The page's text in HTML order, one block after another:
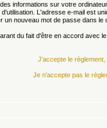
informations sur votre
L'adresse e-mail est
nouveau mot de passe dans le
du fait d'être en accord avec
J'accepte le
Je n'accepte pas le